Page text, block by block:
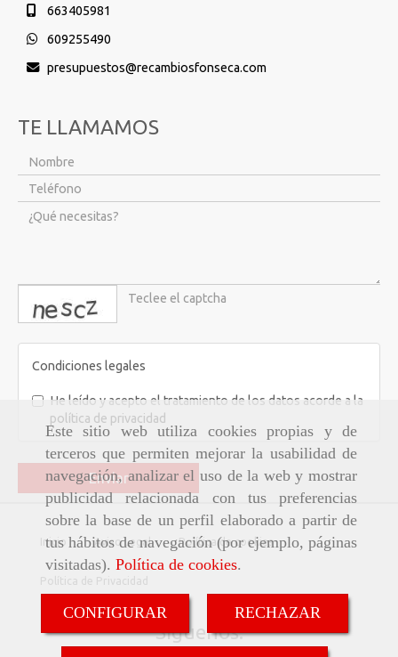
Este sitio web utiliza cookies propias y de
terceros que permiten mejorar la usabilidad de
navegación, analizar el uso de la web y mostrar
publicidad relacionada con tus preferencias
sobre la base de un perfil elaborado a partir de
tus hábitos de navegación (por ejemplo, páginas
visitadas). Política de cookies.
CONFIGURAR RECHAZAR
663405981
609255490
presupuestos
recambiosfonseca.com
TE LLAMAMOS
captcha
Condiciones legales
He leído y acepto el tratamiento de los datos acorde a la
política de privacidad
Enviar
Inicio Aviso Legal Política de cookies
Política de Privacidad
Síguenos: